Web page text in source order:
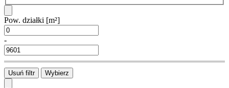
Pow. działki [m²]
-
Usuń filtr Wybierz